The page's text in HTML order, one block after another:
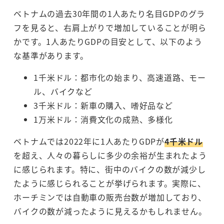
ベトナムの過去30年間の1人あたり名目GDPのグラ
フを見ると、右肩上がりで増加していることが明ら
かです。1人あたりGDPの目安として、以下のよう
な基準があります。
1千米ドル：都市化の始まり、高速道路、モー
ル、バイクなど
3千米ドル：新車の購入、嗜好品など
1万米ドル：消費文化の成熟、多様化
ベトナムでは2022年に1人あたりGDPが4千米ドル
を超え、人々の暮らしに多少の余裕が生まれたよう
に感じられます。特に、街中のバイクの数が減少し
たように感じられることが挙げられます。実際に、
ホーチミンでは自動車の販売台数が増加しており、
バイクの数が減ったように見えるかもしれません。